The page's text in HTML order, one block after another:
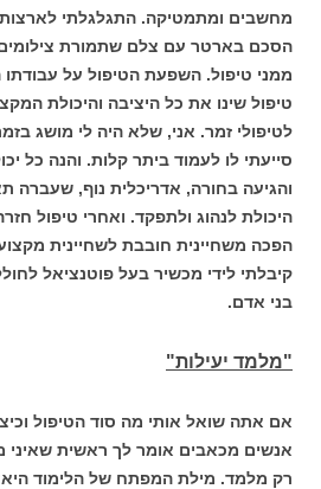
מחשבים ומתמטיקה. התגלגלתי
הסכם בארטר עם צלם שתמורת
טיפול שינו את כל היציבה והיכולת
לטיפולי זמר. אני, שלא היה לי מושג
סייעתי לו לעמוד ביתר קלות. והנה כל
והגיעה בחורה, אדריכלית נוף, שעברה
היכולת לנהוג ולתפקד. ואחרי טיפול
הפכה משחיינית חובבת לשחיינית
קיבלתי לידי מכשיר בעל פוטנציאל
בני אדם.
"מלמד יעילות"
אם אתה שואל אותי מה סוד הטיפול
אנשים מכאבים אומר לך ראשית שאיני
רק מלמד. מילת המפתח של הלימוד היא: